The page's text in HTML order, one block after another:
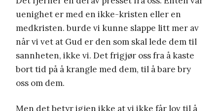
uenighet er med en ikke-kristen eller en
medkristen. burde vi kunne slappe litt mer av
når vi vet at Gud er den som skal lede dem til
sannheten, ikke vi. Det frigjør oss fra å kaste
bort tid på å krangle med dem, til å bare bry
oss om dem.
Men det betyr igjen ikke at vi ikke får lov til å